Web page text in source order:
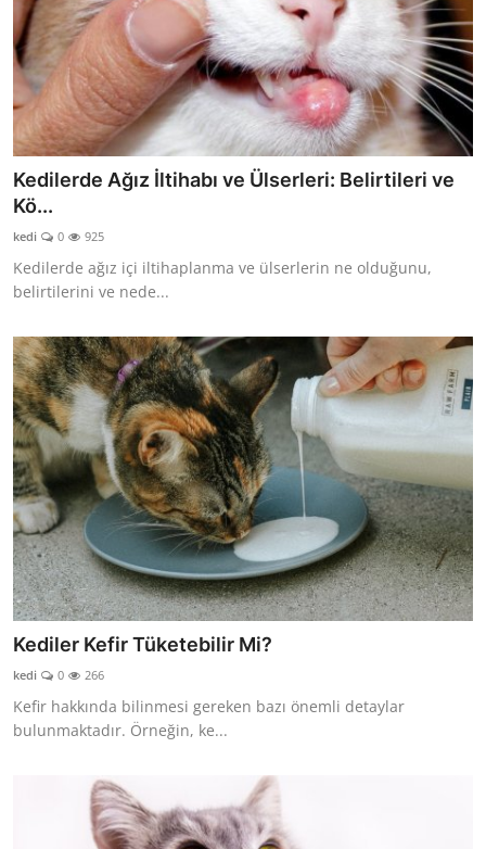
Kedilerde Ağız İltihabı ve Ülserleri: Belirtileri ve
Kö...
kedi 0 925
Kedilerde ağız içi iltihaplanma ve ülserlerin ne olduğunu,
belirtilerini ve nede...
Kediler Kefir Tüketebilir Mi?
kedi 0 266
Kefir hakkında bilinmesi gereken bazı önemli detaylar
bulunmaktadır. Örneğin, ke...